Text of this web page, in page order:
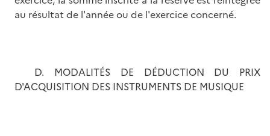
au résultat de l'année ou de l'exercice concerné.
D. MODALITÉS DE DÉDUCTION DU PRIX
D'ACQUISITION DES INSTRUMENTS DE MUSIQUE